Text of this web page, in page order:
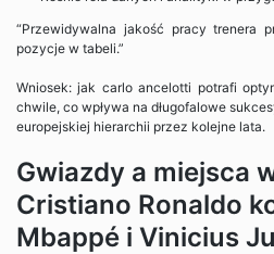
“Przewidywalna jakość pracy trenera
pozycje w tabeli.”
Wniosek: jak carlo ancelotti potrafi
chwile, co wpływa na długofalowe
europejskiej hierarchii przez kolejne lata.
Gwiazdy a miejsca
Cristiano Ronaldo
Mbappé i Vinicius